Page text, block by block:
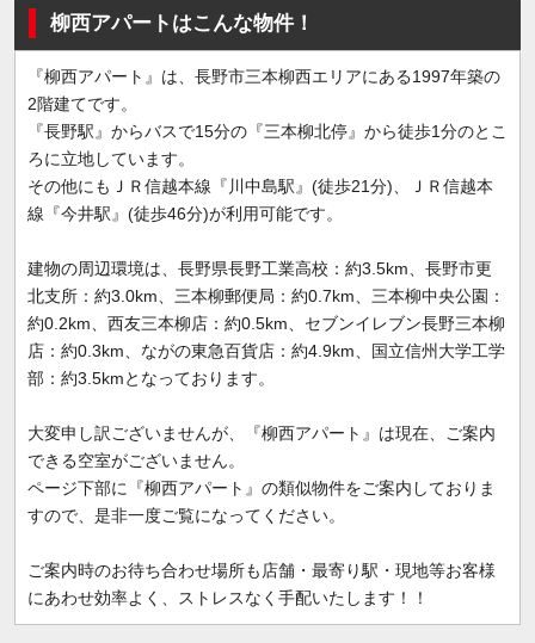
柳西アパートはこんな物件！
『柳西アパート』は、長野市三本柳西エリアにある1997年築の
2階建てです。
『長野駅』からバスで15分の『三本柳北停』から徒歩1分のとこ
ろに立地しています。
その他にもＪＲ信越本線『川中島駅』(徒歩21分)、ＪＲ信越本
線『今井駅』(徒歩46分)が利用可能です。
建物の周辺環境は、長野県長野工業高校：約3.5km、長野市更
北支所：約3.0km、三本柳郵便局：約0.7km、三本柳中央公園：
約0.2km、西友三本柳店：約0.5km、セブンイレブン長野三本柳
店：約0.3km、ながの東急百貨店：約4.9km、国立信州大学工学
部：約3.5kmとなっております。
大変申し訳ございませんが、『柳西アパート』は現在、ご案内
できる空室がございません。
ページ下部に『柳西アパート』の類似物件をご案内しておりま
すので、是非一度ご覧になってください。
ご案内時のお待ち合わせ場所も店舗・最寄り駅・現地等お客様
にあわせ効率よく、ストレスなく手配いたします！！